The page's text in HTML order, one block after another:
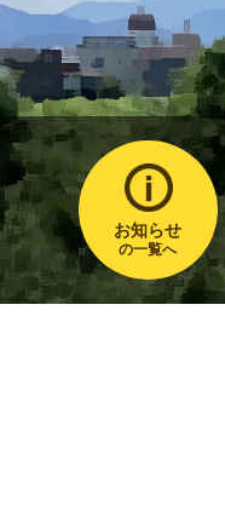
お知らせ
の一覧へ